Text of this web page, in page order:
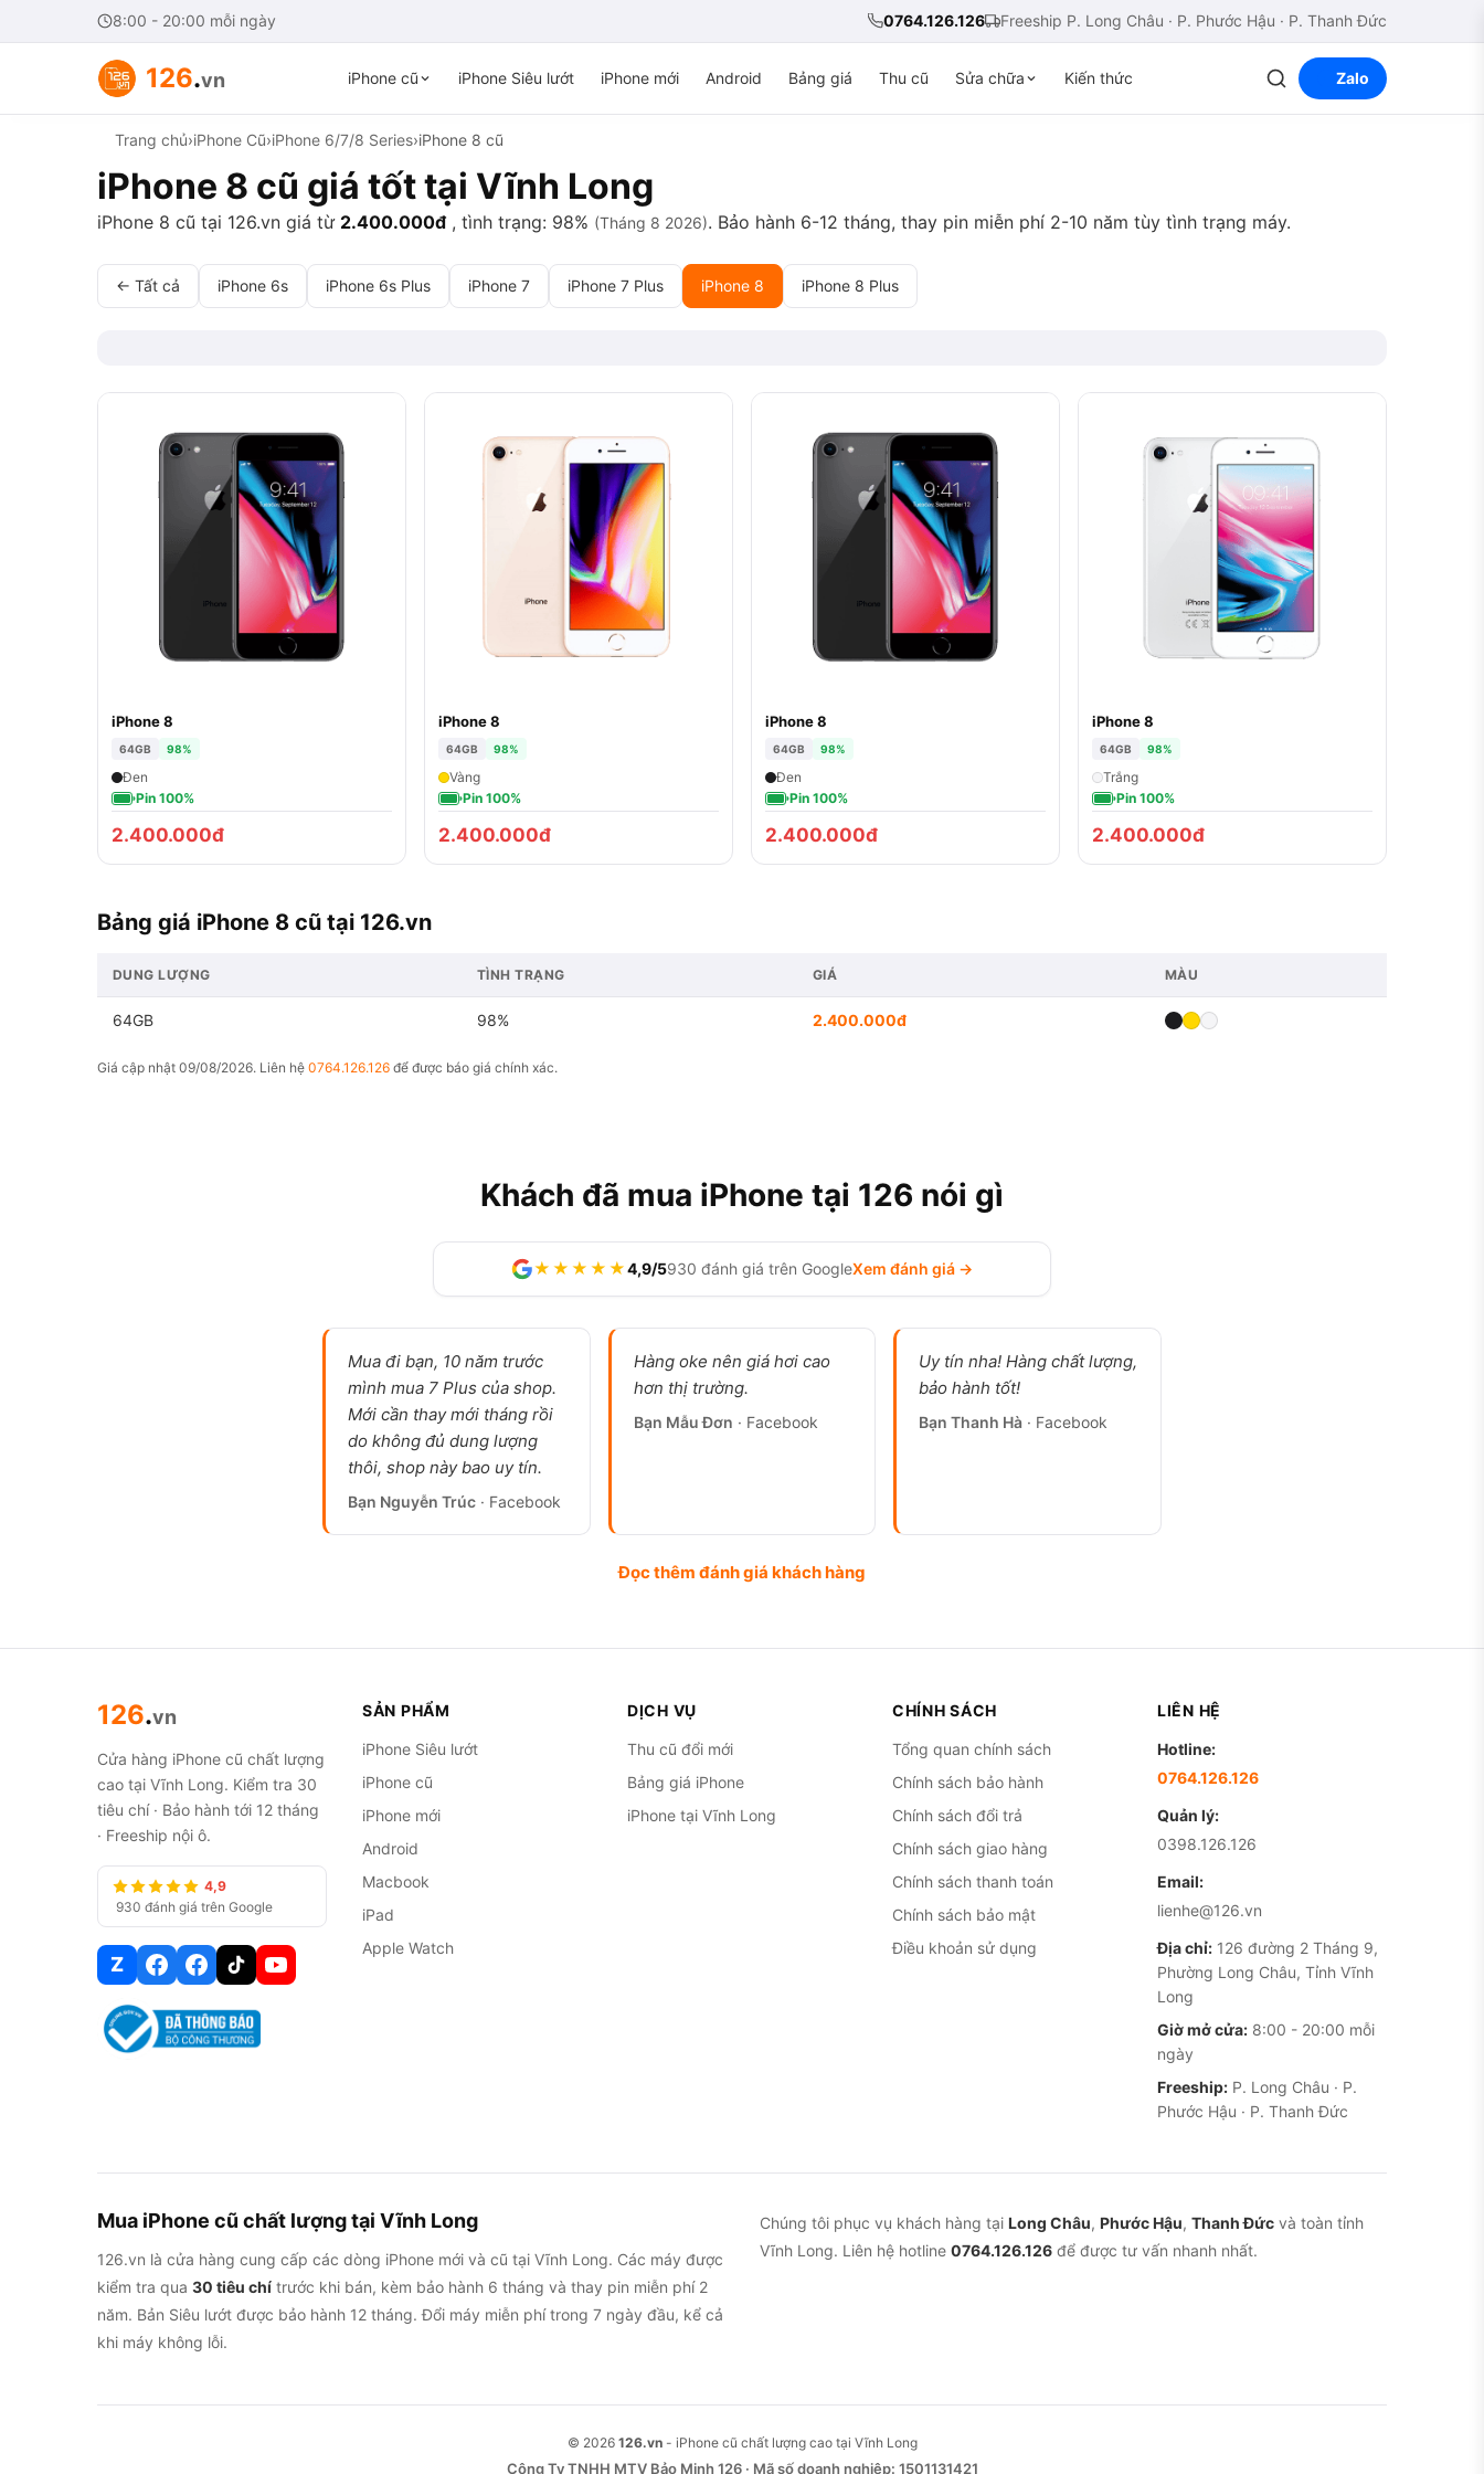
8:00 - 20:00 mỗi ngày 0764.126.126 Freeship P. Long Châu · P. Phước Hậu · P. Thanh Đức
126.vn iPhone cũ iPhone Siêu lướt iPhone mới Android Bảng giá Thu cũ Sửa chữa Kiến thức Zalo
Trang chủ›iPhone Cũ›iPhone 6/7/8 Series›iPhone 8 cũ
iPhone 8 cũ giá tốt tại Vĩnh Long
iPhone 8 cũ tại 126.vn giá từ 2.400.000đ , tình trạng: 98% (Tháng 8 2026). Bảo hành 6-12 tháng, thay pin miễn phí 2-10 năm tùy tình trạng máy.
← Tất cả iPhone 6s iPhone 6s Plus iPhone 7 iPhone 7 Plus iPhone 8 iPhone 8 Plus
iPhone 8
64GB 98%
Đen
Pin 100%
2.400.000đ
iPhone 8
64GB 98%
Vàng
Pin 100%
2.400.000đ
iPhone 8
64GB 98%
Đen
Pin 100%
2.400.000đ
iPhone 8
64GB 98%
Trắng
Pin 100%
2.400.000đ
Bảng giá iPhone 8 cũ tại 126.vn
DUNG LƯỢNG TÌNH TRẠNG GIÁ MÀU
64GB 98% 2.400.000đ
Giá cập nhật 09/08/2026. Liên hệ 0764.126.126 để được báo giá chính xác.
Khách đã mua iPhone tại 126 nói gì
★★★★★4,9/5930 đánh giá trên GoogleXem đánh giá →
Mua đi bạn, 10 năm trước
mình mua 7 Plus của shop.
Mới cần thay mới tháng rồi
do không đủ dung lượng
thôi, shop này bao uy tín.
Bạn Nguyễn Trúc · Facebook
Hàng oke nên giá hơi cao
hơn thị trường.
Bạn Mẫu Đơn · Facebook
Uy tín nha! Hàng chất lượng,
bảo hành tốt!
Bạn Thanh Hà · Facebook
Đọc thêm đánh giá khách hàng
126.vn
Cửa hàng iPhone cũ chất lượng
cao tại Vĩnh Long. Kiểm tra 30
tiêu chí · Bảo hành tới 12 tháng
· Freeship nội ô.
4,9
930 đánh giá trên Google
Z
SẢN PHẨM
iPhone Siêu lướt
iPhone cũ
iPhone mới
Android
Macbook
iPad
Apple Watch
DỊCH VỤ
Thu cũ đổi mới
Bảng giá iPhone
iPhone tại Vĩnh Long
CHÍNH SÁCH
Tổng quan chính sách
Chính sách bảo hành
Chính sách đổi trả
Chính sách giao hàng
Chính sách thanh toán
Chính sách bảo mật
Điều khoản sử dụng
LIÊN HỆ
Hotline:
0764.126.126
Quản lý:
0398.126.126
Email:
lienhe@126.vn
Địa chỉ: 126 đường 2 Tháng 9,
Phường Long Châu, Tỉnh Vĩnh
Long
Giờ mở cửa: 8:00 - 20:00 mỗi
ngày
Freeship: P. Long Châu · P.
Phước Hậu · P. Thanh Đức
Mua iPhone cũ chất lượng tại Vĩnh Long
126.vn là cửa hàng cung cấp các dòng iPhone mới và cũ tại Vĩnh Long. Các máy được
kiểm tra qua 30 tiêu chí trước khi bán, kèm bảo hành 6 tháng và thay pin miễn phí 2
năm. Bản Siêu lướt được bảo hành 12 tháng. Đổi máy miễn phí trong 7 ngày đầu, kể cả
khi máy không lỗi.
Chúng tôi phục vụ khách hàng tại Long Châu, Phước Hậu, Thanh Đức và toàn tỉnh
Vĩnh Long. Liên hệ hotline 0764.126.126 để được tư vấn nhanh nhất.
© 2026 126.vn- iPhone cũ chất lượng cao tại Vĩnh Long
Công Ty TNHH MTV Bảo Minh 126 · Mã số doanh nghiệp: 1501131421